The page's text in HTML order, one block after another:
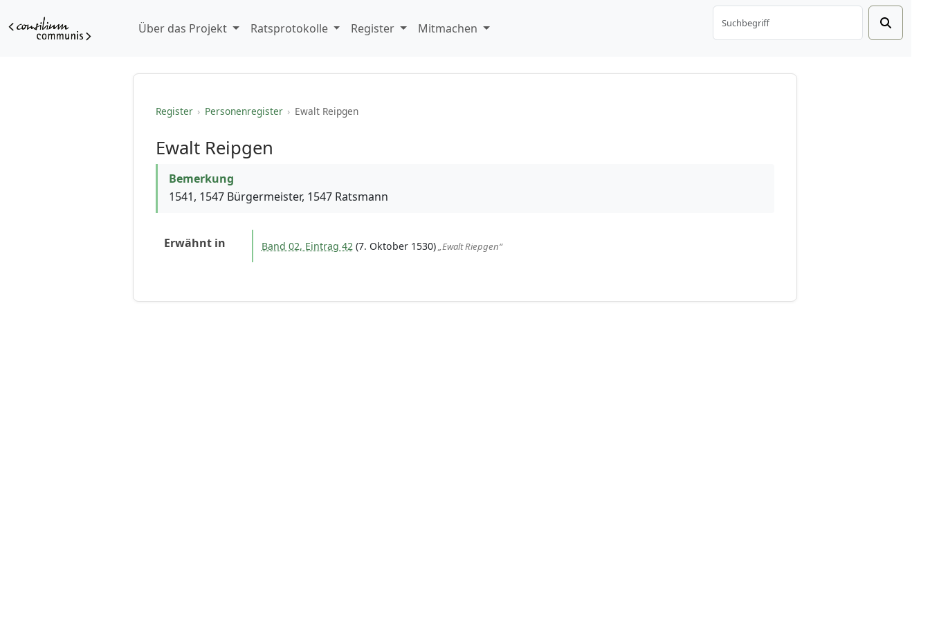
Über das Projekt Ratsprotokolle Register Mitmachen
Register › Personenregister › Ewalt Reipgen
Ewalt Reipgen
Bemerkung
1541, 1547 Bürgermeister, 1547 Ratsmann
Erwähnt in Band 02, Eintrag 42 (7. Oktober 1530)„Ewalt Riepgen“